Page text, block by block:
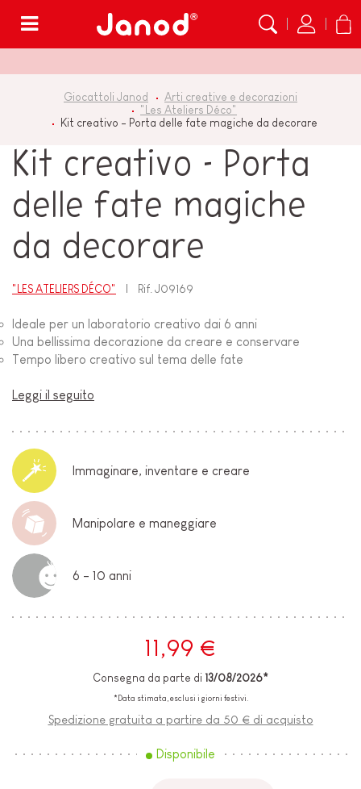
Giocattoli Janod
Arti creative e decorazioni
"Les Ateliers Déco"
Kit creativo - Porta delle fate magiche da decorare
Kit creativo - Porta
delle fate magiche
da decorare
"LES ATELIERS DÉCO" Rif.J09169
Ideale per un laboratorio creativo dai 6 anni
Una bellissima decorazione da creare e conservare
Tempo libero creativo sul tema delle fate
Leggi il seguito
Immaginare, inventare e creare
Manipolare e maneggiare
6 - 10 anni
11,99 €
Consegna da parte di 13/08/2026*
*Data stimata, esclusi i giorni festivi.
Spedizione gratuita a partire da 50 € di acquisto
Disponibile